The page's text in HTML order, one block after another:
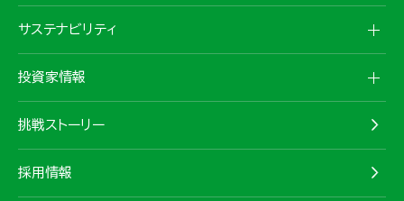
サステナビリティ
投資家情報
挑戦ストーリー
採用情報